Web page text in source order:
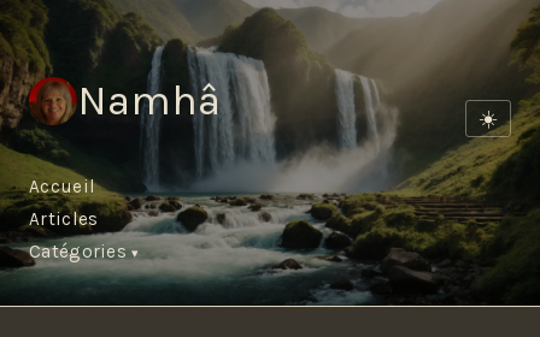
Namhâ ☀️
Accueil
Articles
Catégories